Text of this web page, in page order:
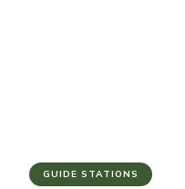
GUIDE STATIONS